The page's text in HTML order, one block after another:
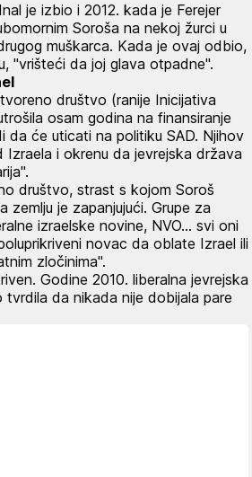
je izbio i 2012. kada je Ferejer
Soroša na nekoj žurci u
muškarca. Kada je ovaj odbio,
"vrišteći da joj glava otpadne".
društvo (ranije Inicijativa
osam godina na finansiranje
da će uticati na politiku SAD. Njihov
Izraela i okrenu da jevrejska država
društvo, strast s kojom Soroš
zemlju je zapanjujući. Grupe za
izraelske novine, NVO... svi oni
novac da oblate Izrael ili
zločinima".
Godine 2010. liberalna jevrejska
tvrdila da nikada nije dobijala pare